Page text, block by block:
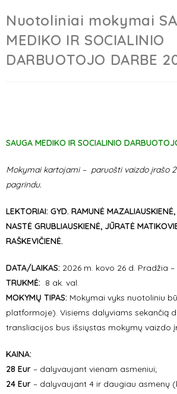
Nuotoliniai mokymai
MEDIKO IR SOCIALINIO
DARBUOTOJO DARBE
SAUGA MEDIKO IR SOCIALINIO
Mokymai kartojami – paruošti vaizdo įrašo
pagrindu.
LEKTORIAI: GYD. RAMUNĖ
NASTĖ GRUBLIAUSKIENĖ, JŪRATĖ
RAŠKEVIČIENĖ.
DATA/LAIKAS: 2026 m. kovo 26 d. Pradžia –
TRUKMĖ: 8 ak. val.
MOKYMŲ TIPAS: Mokymai vyks nuotoliniu
platformoje). Visiems dalyviams sekančią
transliacijos bus išsiųstas mokymų vaizdo
KAINA:
28 Eur – dalyvaujant vienam asmeniui;
24 Eur – dalyvaujant 4 ir daugiau asmenų